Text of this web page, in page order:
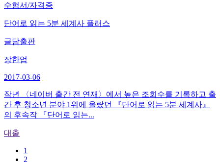
수험서/자격증
단어로 읽는 5분 세계사 플러스
글담출판
장한업
2017-03-06
작년 〈네이버 출간 전 연재〉에서 높은 조회수를 기록하고 출
간 후 청소년 분야 1위에 올랐던 『단어로 읽는 5분 세계사』
의 후속작 『단어로 읽는...
대출
1
2